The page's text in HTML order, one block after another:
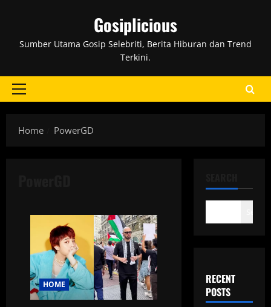
Gosiplicious
Sumber Utama Gosip Selebriti, Berita Hiburan dan Trend
Terkini.
Primary
Home
PowerGD
HOME
RECENT
POSTS